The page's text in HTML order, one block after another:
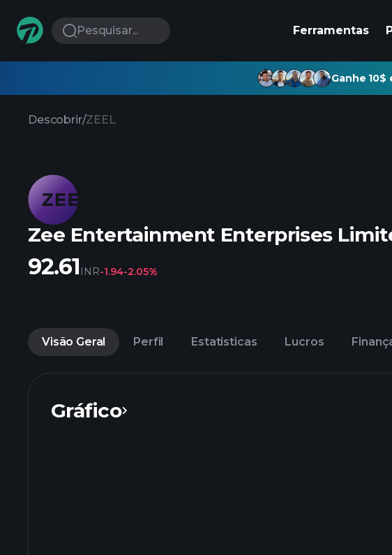
Pesquisar... Ferramentas
Ganhe
Descobrir/ZEEL
Zee Entertainment Enterprises
92.61 INR-1.94-2.05%
Visão Geral Perfil Estatisticas Lucros
Gráfico